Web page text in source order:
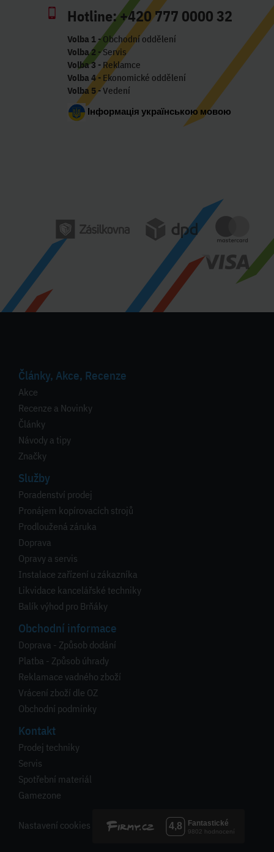
Hotline:+420 777 0000 32
Volba 1- Obchodní oddělení
Volba 2 - Servis
Volba 3 - Reklamce
Volba 4- Ekonomické oddělení
Volba 5- Vedení
Інформація українською мовою
Články, Akce, Recenze
Akce
Recenze a Novinky
Články
Návody a tipy
Značky
Služby
Poradenství prodej
Pronájem kopírovacích strojů
Prodloužená záruka
Doprava
Opravy a servis
Instalace zařízení u zákazníka
Likvidace kancelářské techniky
Balík výhod pro Brňáky
Obchodní informace
Doprava - Způsob dodání
Platba - Způsob úhrady
Reklamace vadného zboží
Vrácení zboží dle OZ
Obchodní podmínky
Kontakt
Prodej techniky
Servis
Spotřební materiál
Gamezone
Nastavení cookies